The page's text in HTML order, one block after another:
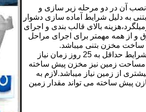
آن در دو مرحله زیر سازی و
به دلیل شرایط آماده سازی دشوار
بالای قالب بندی و اجرای
و از همه مهمتر برای اجرای مراحل
ساخت مخزن بتنی میباشد.
علاوه بر هزینه ساخت از نظر زمانبندی آماده سازی و احداث مخزن بتنی در بهترین شرایط حداقل به 25 روز زمان نیاز
4 روززمان می برد.از نظر مساحت زمین نیز مخزن پیش ساخته
از زمین نیاز میباشد.لازم به
پیش ساخته می تواند مقدار زمین